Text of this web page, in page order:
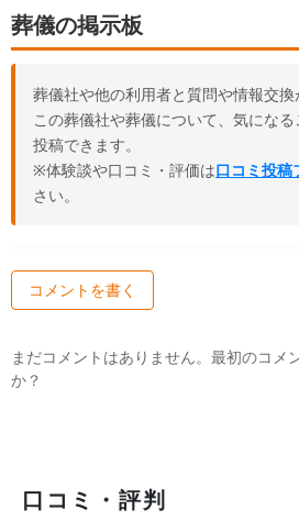
葬儀の掲示板
葬儀社や他の利用者と質問や情報交換
この葬儀社や葬儀について、気にな
投稿できます。
※体験談や口コミ・評価は口コミ投稿
さい。
コメントを書く
まだコメントはありません。最初のコメ
か？
口コミ・評判